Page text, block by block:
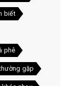
biết
phê
gặp